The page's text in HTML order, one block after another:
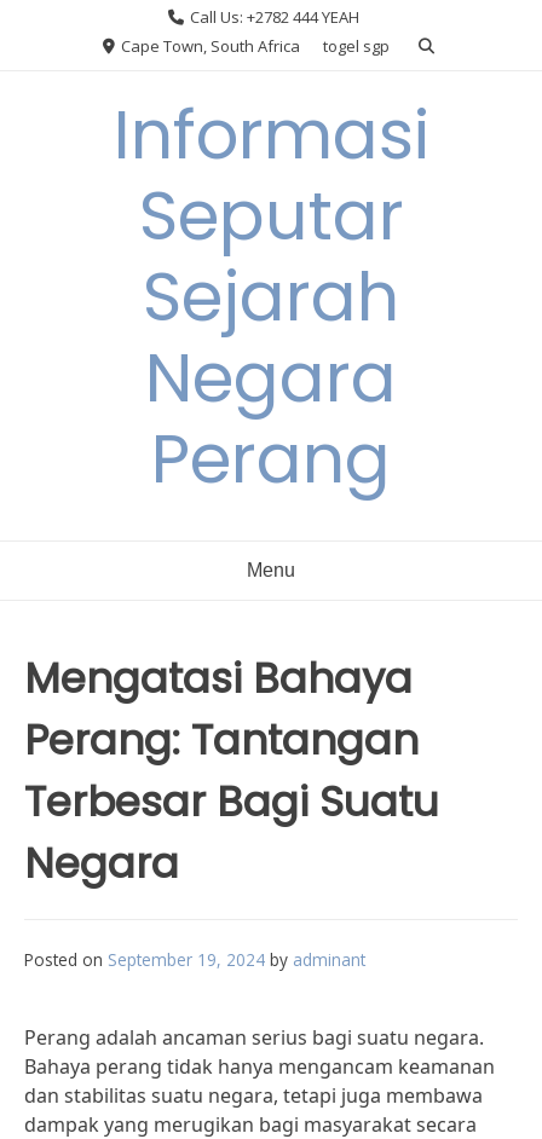
Call Us: +2782 444 YEAH
Cape Town, South Africa
togel sgp
Informasi
Seputar
Sejarah
Negara
Perang
Menu
Mengatasi Bahaya
Perang: Tantangan
Terbesar Bagi Suatu
Negara
Posted on September 19, 2024 by adminant
Perang adalah ancaman serius bagi suatu negara.
Bahaya perang tidak hanya mengancam keamanan
dan stabilitas suatu negara, tetapi juga membawa
dampak yang merugikan bagi masyarakat secara